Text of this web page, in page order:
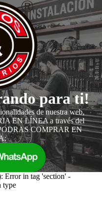
para ti!
de nuestra web,
EN LÍNEA a través del
COMPRAR EN
Error in tag 'section' -
type